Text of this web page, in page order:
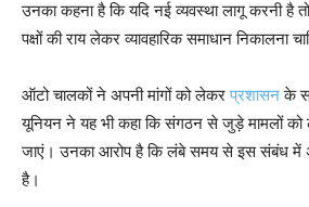
उनका कहना है कि यदि नई व्यवस्था लागू करनी है
पक्षों की राय लेकर व्यावहारिक समाधान निकालना
ऑटो चालकों ने अपनी मांगों को लेकरप्रशासनके
यूनियन ने यह भी कहा कि संगठन से जुड़े मामलों
जाएं। उनका आरोप है कि लंबे समय से इस संबंध में
है।